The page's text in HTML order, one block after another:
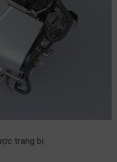
trang bị: